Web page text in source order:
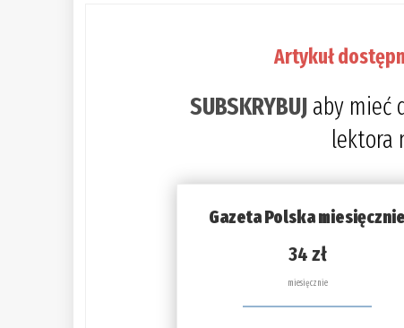
Artykuł
SUBSKRYBUJ aby mieć
lektora
Gazeta Polska miesięcznie
34 zł
miesięcznie